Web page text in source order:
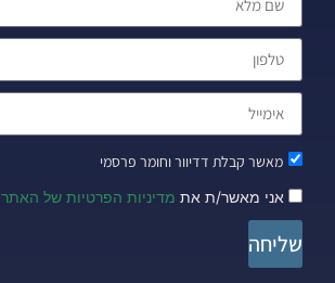
מאשר קבלת דדיוור וחומר פרסמי
אני מאשר/ת את מדיניות הפרטיות של האתר
שליחה